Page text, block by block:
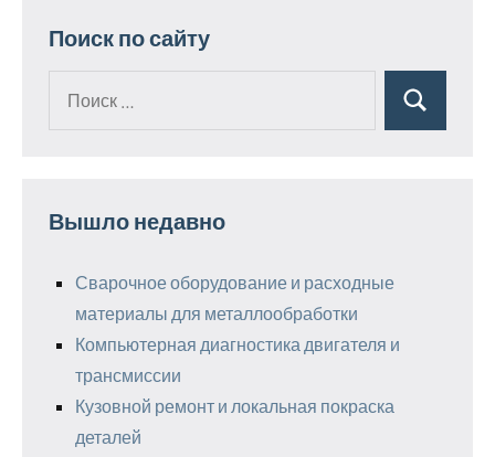
Поиск по сайту
Поиск
Вышло недавно
Сварочное оборудование и расходные
материалы для металлообработки
Компьютерная диагностика двигателя и
трансмиссии
Кузовной ремонт и локальная покраска
деталей